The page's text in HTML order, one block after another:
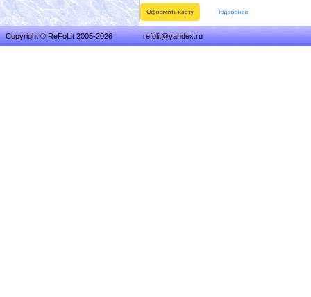
Copyright © ReFoLit 2005-2026 refolit@yandex.ru